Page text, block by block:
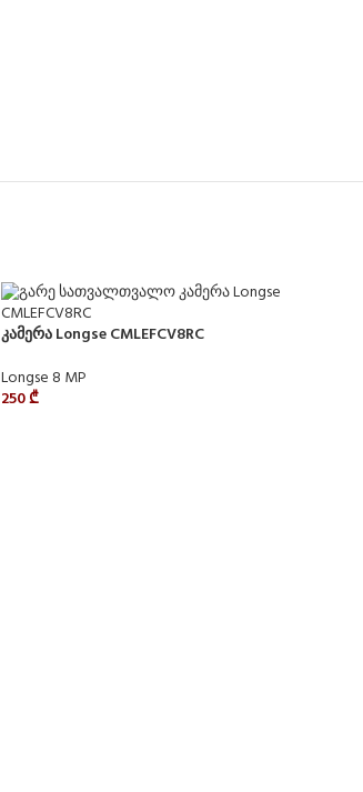
კამერა Longse CMLEFCV8RC
Longse 8 MP
250₾